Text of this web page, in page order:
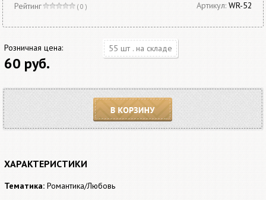
Рейтинг ( 0 ) Артикул: WR-52
Розничная цена:
60 руб.
55 шт . на складе
В корзину
ХАРАКТЕРИСТИКИ
Тематика: Романтика/Любовь